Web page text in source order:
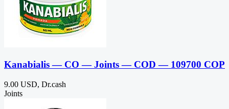
Kanabialis — CO — Joints — COD — 109700 COP
9.00 USD, Dr.cash
Joints